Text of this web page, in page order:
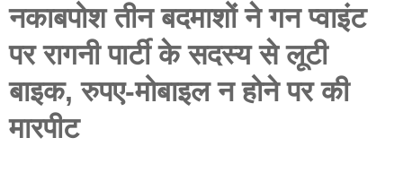
नकाबपोश तीन बदमाशों ने गन प्वाइंट
पर रागनी पार्टी के सदस्य से लूटी
बाइक, रुपए-मोबाइल न होने पर की
मारपीट